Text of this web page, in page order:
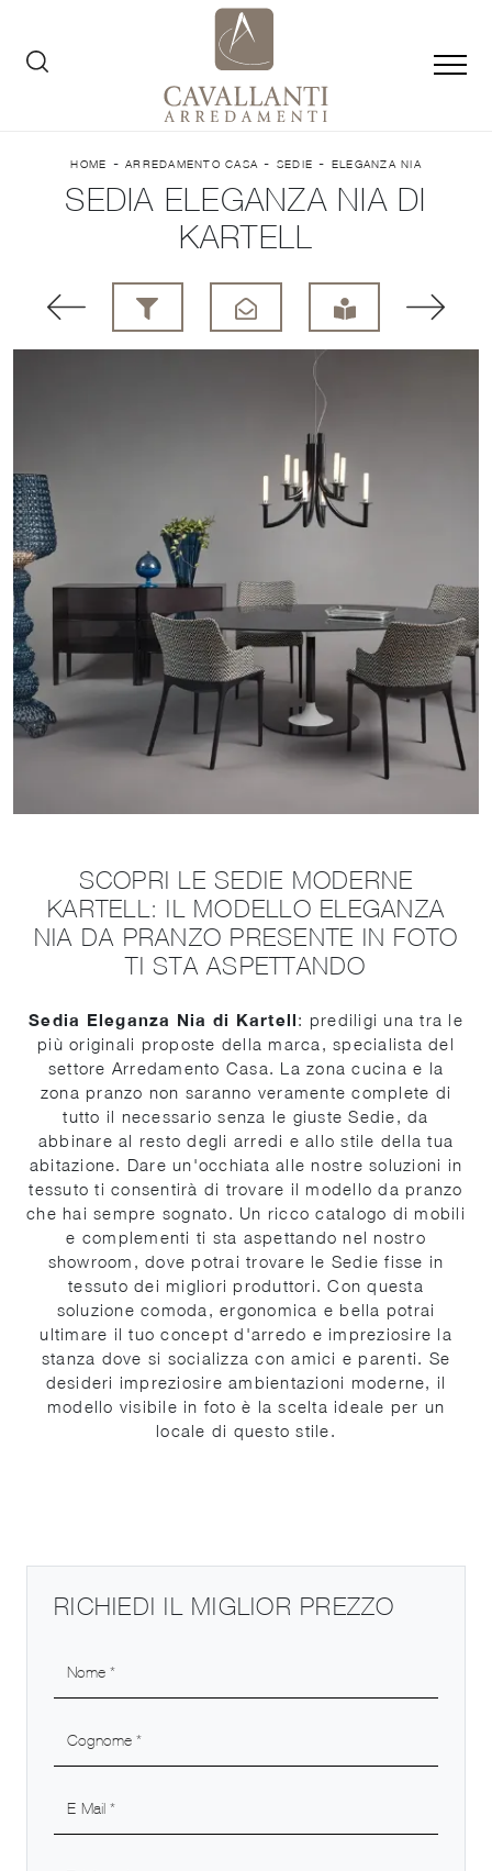
HOME - ARREDAMENTO CASA - SEDIE - ELEGANZA NIA
SEDIA ELEGANZA NIA DI
KARTELL
SCOPRI LE SEDIE MODERNE
KARTELL: IL MODELLO ELEGANZA
NIA DA PRANZO PRESENTE IN FOTO
TI STA ASPETTANDO
Sedia Eleganza Nia di Kartell: prediligi una tra le
più originali proposte della marca, specialista del
settore Arredamento Casa. La zona cucina e la
zona pranzo non saranno veramente complete di
tutto il necessario senza le giuste Sedie, da
abbinare al resto degli arredi e allo stile della tua
abitazione. Dare un'occhiata alle nostre soluzioni in
tessuto ti consentirà di trovare il modello da pranzo
che hai sempre sognato. Un ricco catalogo di mobili
e complementi ti sta aspettando nel nostro
showroom, dove potrai trovare le Sedie fisse in
tessuto dei migliori produttori. Con questa
soluzione comoda, ergonomica e bella potrai
ultimare il tuo concept d'arredo e impreziosire la
stanza dove si socializza con amici e parenti. Se
desideri impreziosire ambientazioni moderne, il
modello visibile in foto è la scelta ideale per un
locale di questo stile.
RICHIEDI IL MIGLIOR PREZZO